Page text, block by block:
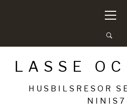
meny
LASSE
HUSBILSRESOR